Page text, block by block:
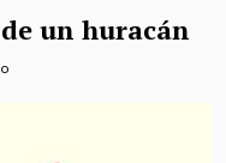
un huracán